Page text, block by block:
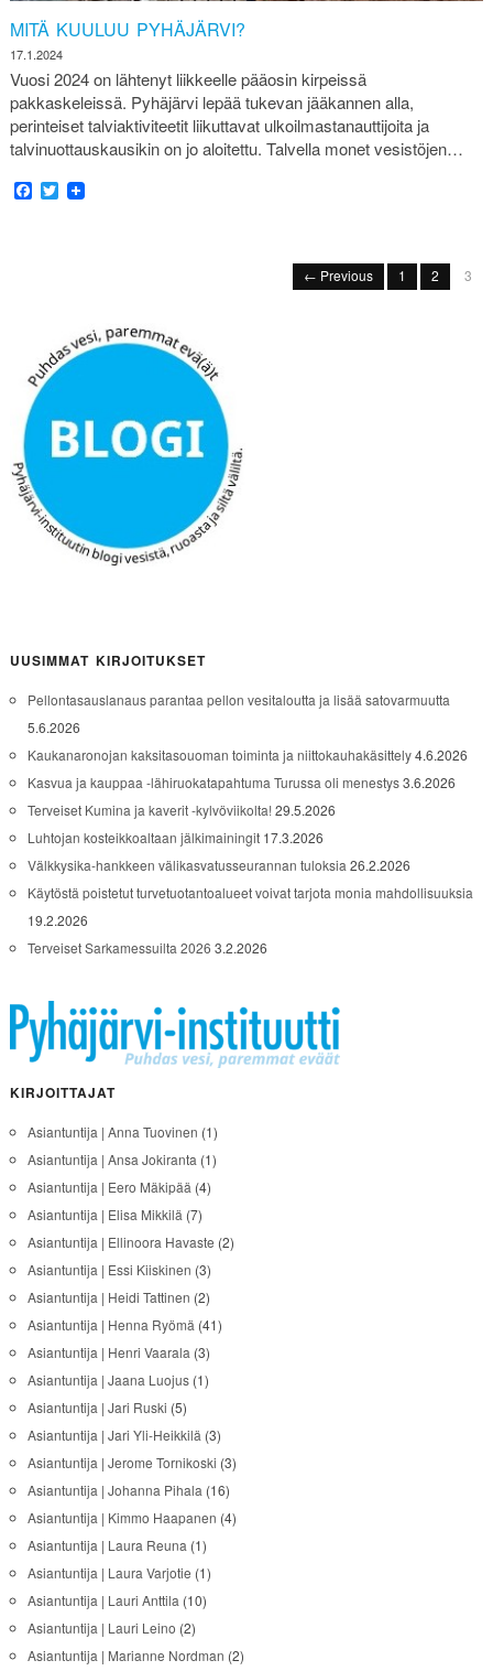
MITÄ KUULUU PYHÄJÄRVI?
17.1.2024
Vuosi 2024 on lähtenyt liikkeelle pääosin kirpeissä
pakkaskeleissä. Pyhäjärvi lepää tukevan jääkannen alla,
perinteiset talviaktiviteetit liikuttavat ulkoilmastanauttijoita ja
talvinuottauskausikin on jo aloitettu. Talvella monet vesistöjen…
Facebook
Twitter
← Previous 1 2 3
UUSIMMAT KIRJOITUKSET
Pellontasauslanaus parantaa pellon vesitaloutta ja lisää satovarmuutta
5.6.2026
Kaukanaronojan kaksitasouoman toiminta ja niittokauhakäsittely4.6.2026
Kasvua ja kauppaa -lähiruokatapahtuma Turussa oli menestys3.6.2026
Terveiset Kumina ja kaverit -kylvöviikolta!29.5.2026
Luhtojan kosteikkoaltaan jälkimainingit 17.3.2026
Välkkysika-hankkeen välikasvatusseurannan tuloksia 26.2.2026
Käytöstä poistetut turvetuotantoalueet voivat tarjota monia mahdollisuuksia
19.2.2026
Terveiset Sarkamessuilta 2026 3.2.2026
KIRJOITTAJAT
Asiantuntija | Anna Tuovinen (1)
Asiantuntija | Ansa Jokiranta (1)
Asiantuntija | Eero Mäkipää (4)
Asiantuntija | Elisa Mikkilä (7)
Asiantuntija | Ellinoora Havaste (2)
Asiantuntija | Essi Kiiskinen (3)
Asiantuntija | Heidi Tattinen (2)
Asiantuntija | Henna Ryömä (41)
Asiantuntija | Henri Vaarala (3)
Asiantuntija | Jaana Luojus(1)
Asiantuntija | Jari Ruski (5)
Asiantuntija | Jari Yli-Heikkilä (3)
Asiantuntija | Jerome Tornikoski (3)
Asiantuntija | Johanna Pihala (16)
Asiantuntija | Kimmo Haapanen (4)
Asiantuntija | Laura Reuna (1)
Asiantuntija | Laura Varjotie (1)
Asiantuntija | Lauri Anttila (10)
Asiantuntija | Lauri Leino (2)
Asiantuntija | Marianne Nordman (2)